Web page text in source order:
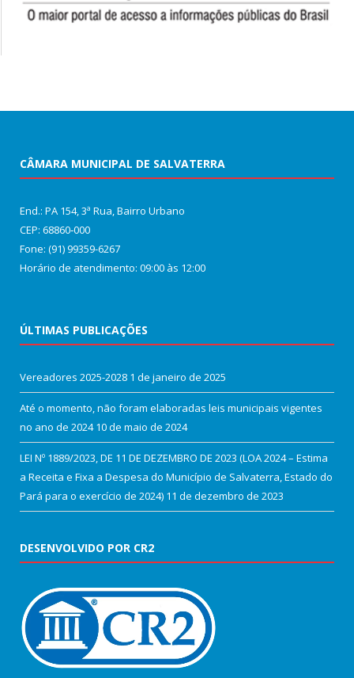
CÂMARA MUNICIPAL DE SALVATERRA
End.: PA 154, 3ª Rua, Bairro Urbano
CEP: 68860‑000
Fone: (91) 99359-6267
Horário de atendimento: 09:00 às 12:00
ÚLTIMAS PUBLICAÇÕES
Vereadores 2025-2028 1 de janeiro de 2025
Até o momento, não foram elaboradas leis municipais vigentes
no ano de 2024 10 de maio de 2024
LEI Nº 1889/2023, DE 11 DE DEZEMBRO DE 2023 (LOA 2024 – Estima
a Receita e Fixa a Despesa do Município de Salvaterra, Estado do
Pará para o exercício de 2024) 11 de dezembro de 2023
DESENVOLVIDO POR CR2